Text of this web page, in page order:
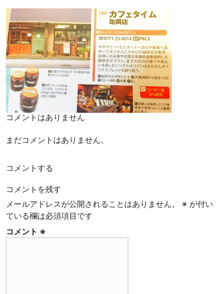
地
と
お
客
様
を
幸
せ
に
す
る
ス
シ
ル
テ
ィ
コ
コメントはありません
まだコメントはありません。
コメントする
コメントを残す
メールアドレスが公開されることはありません。
※ が付い
ている欄は必須項目です
コメント ※